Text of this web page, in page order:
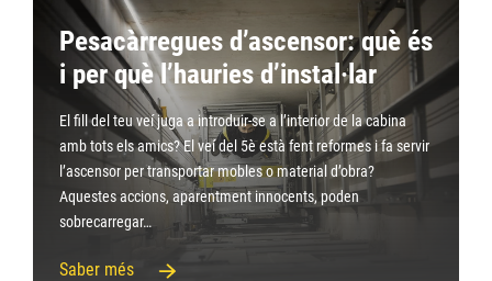
Pesacàrregues d’ascensor: què és
i per què l’hauries d’instal·lar
El fill del teu veí juga a introduir-se a l’interior de la cabina
amb tots els amics? El veí del 5è està fent reformes i fa servir
l’ascensor per transportar mobles o material d’obra?
Aquestes accions, aparentment innocents, poden
sobrecarregar…
Saber més